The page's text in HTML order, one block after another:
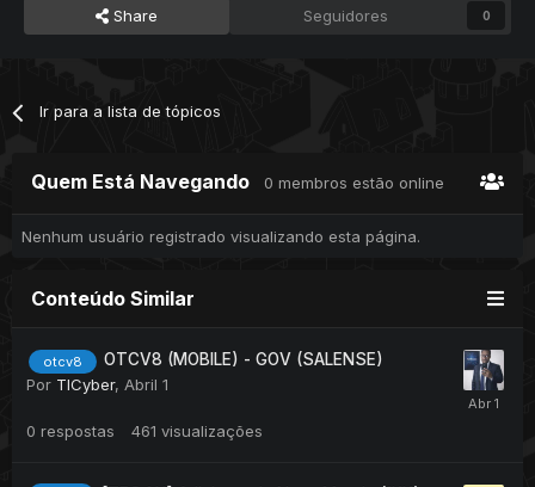
Share Seguidores 0
Ir para a lista de tópicos
Quem Está Navegando 0 membros estão online
Nenhum usuário registrado visualizando esta página.
Conteúdo Similar
otcv8
OTCV8 (MOBILE) - GOV (SALENSE)
Por TICyber, Abril 1
0 respostas 461 visualizações